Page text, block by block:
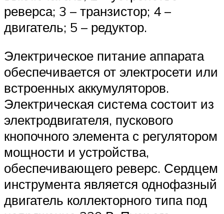
реверса; 3 – транзистор; 4 –
двигатель; 5 – редуктор.
Электрическое питание аппарата
обеспечивается от электросети или
встроенных аккумуляторов.
Электрическая система состоит из
электродвигателя, пускового
кнопочного элемента с регулятором
мощности и устройства,
обеспечивающего реверс. Сердцем
инструмента является однофазный
двигатель коллекторного типа под